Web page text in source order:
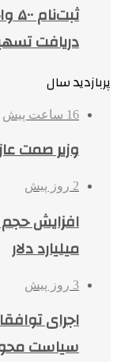
دریافت
پربازدید سال
16 ساعت پیش
وزیر صمت
2 روز پیش
میلیارد دلار
3 روز پیش
اجرای
سیاست